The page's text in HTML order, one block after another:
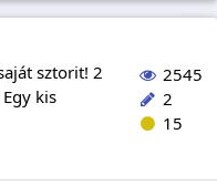
sztorit! 2
kis
2545
2
15